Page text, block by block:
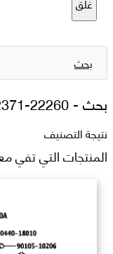
بحث
بحث -22260
نتيجة التصنيف
المنتجات التي تفي معايير